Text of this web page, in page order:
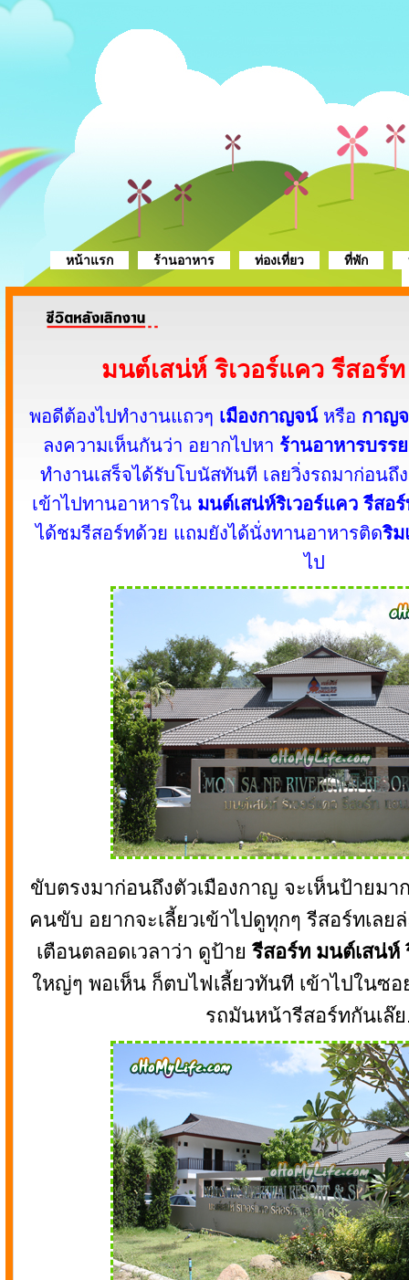
หน้าแรก ร้านอาหาร ท่องเที่ยว ที่พัก
มนต์เสน่ห์ ริเวอร์แคว รีสอร์
พอดีต้องไปทำงานแถวๆ เมืองกาญจน์หรือ กาญ
ลงความเห็นกันว่า อยากไปหา ร้านอาหารบรร
ทำงานเสร็จได้รับโบนัสทันที เลยวิ่งรถมาก่อนถึ
เข้าไปทานอาหารใน มนต์เสน่ห์ริเวอร์แคว รีสอ
ได้ชมรีสอร์ทด้วย แถมยังได้นั่งทานอาหารติดริ
ไป
ขับตรงมาก่อนถึงตัวเมืองกาญ จะเห็นป้ายมา
คนขับ อยากจะเลี้ยวเข้าไปดูทุกๆ รีสอร์ทเลย
เตือนตลอดเวลาว่า ดูป้าย รีสอร์ท มนต์เสน่ห์
ใหญ่ๆ พอเห็น ก็ตบไฟเลี้ยวทันที เข้าไปในซ
รถมันหน้ารีสอร์ทกันเล๊